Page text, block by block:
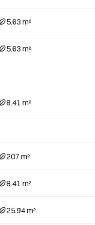
5.63 m²
5.63 m²
8.41 m²
207 m²
8.41 m²
25.94 m²